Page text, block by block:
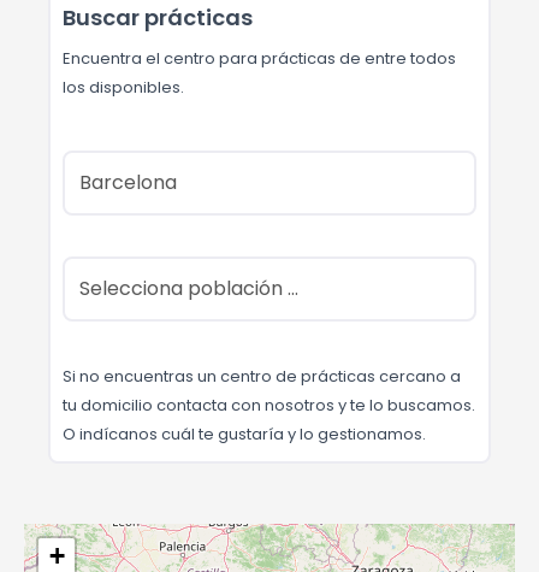
Buscar prácticas
Encuentra el centro para prácticas de entre todos
los disponibles.
Si no encuentras un centro de prácticas cercano a
tu domicilio contacta con nosotros y te lo buscamos.
O indícanos cuál te gustaría y lo gestionamos.
+